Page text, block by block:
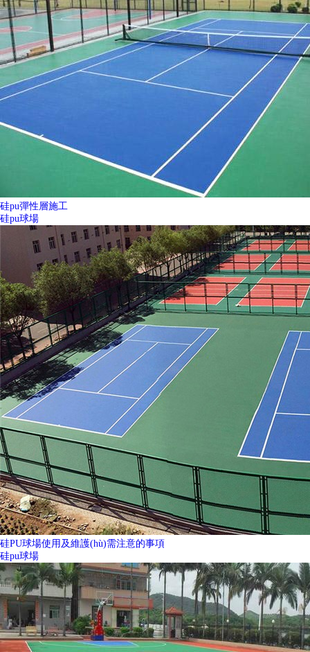
硅pu彈性層施工
硅pu球場
硅PU球場使用及維護(hù)需注意的事項
硅pu球場